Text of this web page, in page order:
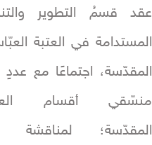
عقد قسمُ التطوير
المستدامة في العتبة
المقدّسة، اجتماعًا مع
منسّقي أقسام
المقدّسة؛ لمناقشة